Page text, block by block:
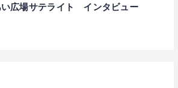
広場サテライト インタビュー